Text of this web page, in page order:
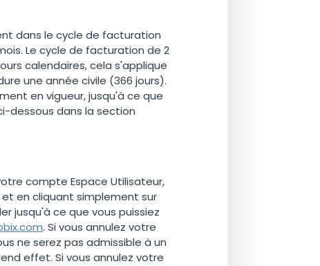
dans le cycle de facturation
Le cycle de facturation de 2
calendaires, cela s'applique
une année civile (366 jours).
en vigueur, jusqu'à ce que
dessous dans la section
compte Espace Utilisateur,
en cliquant simplement sur
jusqu'à ce que vous puissiez
. Si vous annulez votre
ne serez pas admissible à un
effet. Si vous annulez votre